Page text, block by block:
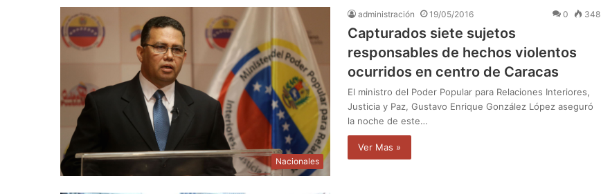
Nacionales
administración 19/05/2016 0 348
Capturados siete sujetos
responsables de hechos violentos
ocurridos en centro de Caracas
El ministro del Poder Popular para Relaciones Interiores,
Justicia y Paz, Gustavo Enrique González López aseguró
la noche de este…
Ver Mas »